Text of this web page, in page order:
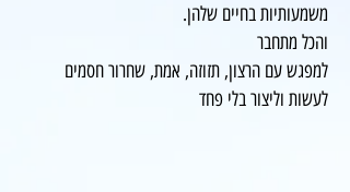
משמעותיות בחיים שלהן.
והכל מתחבר
למפגש עם הרצון, תזוזה, אמת, שחרור חסמים
לעשות וליצור בלי פחד